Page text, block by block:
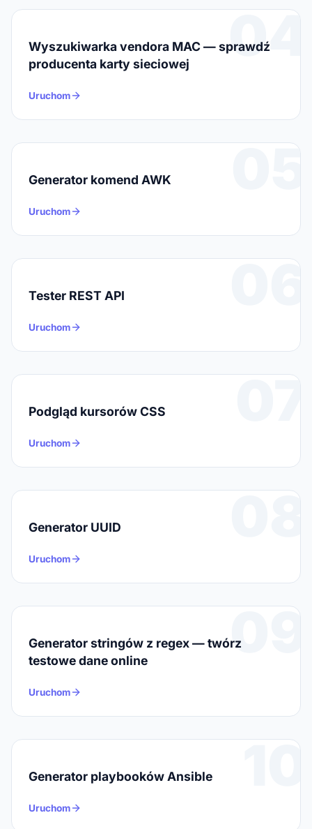
04
Wyszukiwarka vendora MAC — sprawdź
producenta karty sieciowej
Uruchom
05
Generator komend AWK
Uruchom
06
Tester REST API
Uruchom
07
Podgląd kursorów CSS
Uruchom
08
Generator UUID
Uruchom
09
Generator stringów z regex — twórz
testowe dane online
Uruchom
10
Generator playbooków Ansible
Uruchom